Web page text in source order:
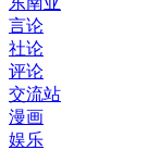
言论
社论
评论
交流站
漫画
娱乐